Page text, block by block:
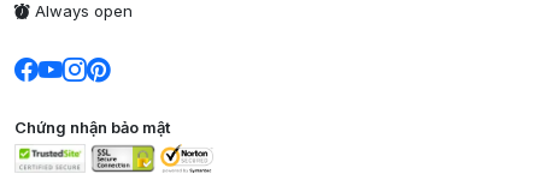
Always open
Chứng nhận bảo mật